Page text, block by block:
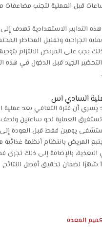
هذه التدابير الاستعدادية تهدف
الجراحية وتقليل المخاطر
يجب على المريض الالتزام
الجيد قبل الدخول في هذه
السادي اس
يسري أن فترة التعافي بعد عملية
العملية نحو ساعتين
يومين فقط قبل العودة إلى
المريض بانتظام أنظمة
بالإضافة إلى ذلك تجرى
المعدة